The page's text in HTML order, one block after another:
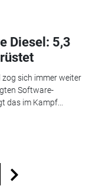
Diesel: 5,3
zog sich immer weiter
Software-
das im Kampf...